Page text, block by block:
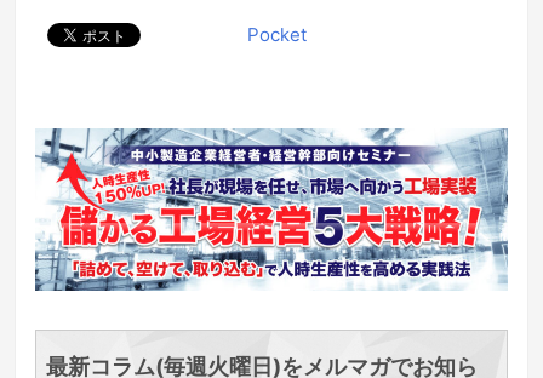
Pocket
最新コラム(毎週火曜日)をメルマガでお知ら